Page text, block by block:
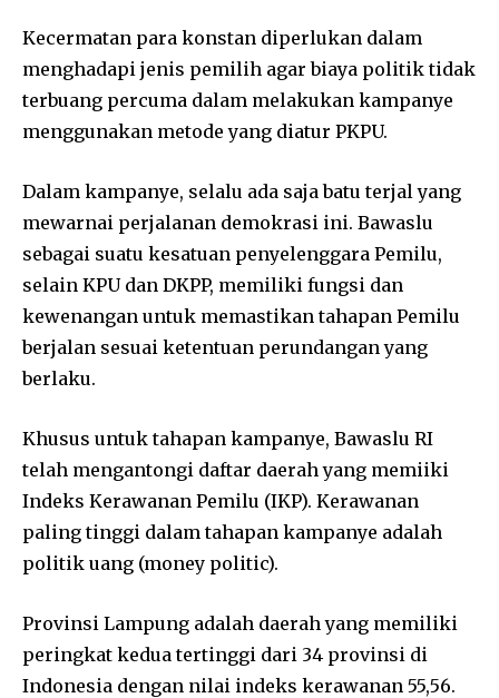
Kecermatan para konstan diperlukan dalam
menghadapi jenis pemilih agar biaya politik tidak
terbuang percuma dalam melakukan kampanye
menggunakan metode yang diatur PKPU.
Dalam kampanye, selalu ada saja batu terjal yang
mewarnai perjalanan demokrasi ini. Bawaslu
sebagai suatu kesatuan penyelenggara Pemilu,
selain KPU dan DKPP, memiliki fungsi dan
kewenangan untuk memastikan tahapan Pemilu
berjalan sesuai ketentuan perundangan yang
berlaku.
Khusus untuk tahapan kampanye, Bawaslu RI
telah mengantongi daftar daerah yang memiiki
Indeks Kerawanan Pemilu (IKP). Kerawanan
paling tinggi dalam tahapan kampanye adalah
politik uang (money politic).
Provinsi Lampung adalah daerah yang memiliki
peringkat kedua tertinggi dari 34 provinsi di
Indonesia dengan nilai indeks kerawanan 55,56.